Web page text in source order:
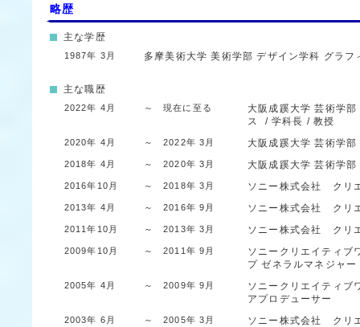
略歴
主な学歴
1987年 3月 多摩美術大学美術学部デザイン学科 グラ
主な職歴
2022年 4月 ～ 現在に至る 大阪成蹊大学芸術学
ス
/ 学科長 / 教授
2020年 4月 ～ 2022年 3月 大阪成蹊大学芸術学
2018年 4月 ～ 2020年 3月 大阪成蹊大学芸術学
2016年10月 ～ 2018年 3月 ソニー株式会社 クリ
2013年 4月 ～ 2016年 9月 ソニー株式会社 クリ
2011年10月 ～ 2013年 3月 ソニー株式会社 クリ
2009年10月 ～ 2011年 9月
ソニークリエイティブ
プゼネラルマネジャー
2005年 4月 ～ 2009年 9月
ソニークリエイティブ
アプロデューサー
2003年 6月 ～ 2005年 3月
ソニー株式会社 クリ